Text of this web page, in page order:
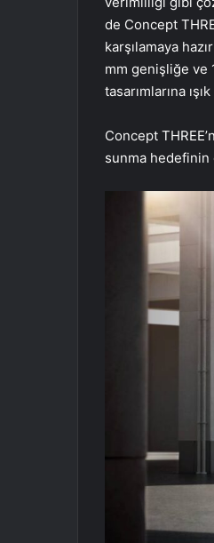
de Concept
karşılamaya
mm genişliğe ve
tasarımlarına
Concept
sunma hedefinin